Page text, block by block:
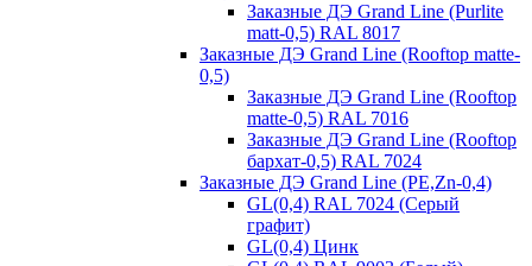
Заказные ДЭ Grand Line (Purlite
matt-0,5) RAL 8017
Заказные ДЭ Grand Line (Rooftop matte-
0,5)
Заказные ДЭ Grand Line (Rooftop
matte-0,5) RAL 7016
Заказные ДЭ Grand Line (Rooftop
бархат-0,5) RAL 7024
Заказные ДЭ Grand Line (PE,Zn-0,4)
GL(0,4) RAL 7024 (Серый
графит)
GL(0,4) Цинк